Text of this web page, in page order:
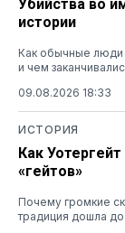
Убийства во
истории
Как обычные люди
и чем
09.08.2026 18:33
ИСТОРИЯ
Как
«гейтов»
Почему громкие
традиция дошла